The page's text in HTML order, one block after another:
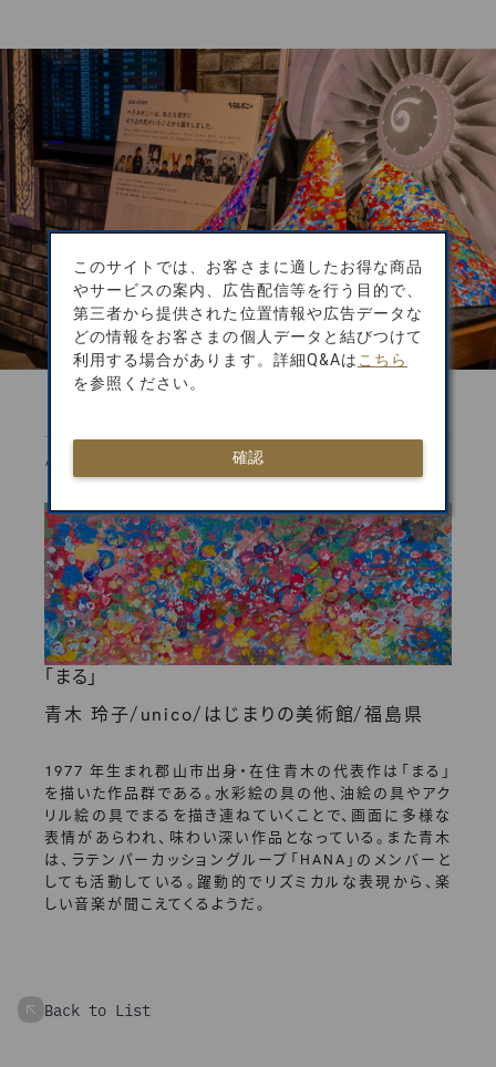
///
「まる」
青木 玲子/ unico/ はじまりの美術館/福島県
1977 年生まれ郡山市出身・在住青木の代表作は「まる」
を描いた作品群である。水彩絵の具の他、油絵の具やアク
リル絵の具でまるを描き連ねていくことで、画面に多様な
表情があらわれ、味わい深い作品となっている。また青木
は、ラテンパーカッショングループ「HANA」のメンバーと
しても活動している。躍動的でリズミカルな表現から、楽
しい音楽が聞こえてくるようだ。
Back to List
このサイトでは、お客さまに適したお得な商品
やサービスの案内、広告配信等を行う目的で、
第三者から提供された位置情報や広告データな
どの情報をお客さまの個人データと結びつけて
利用する場合があります。詳細Q&Aは こちら
を参照ください。
確認